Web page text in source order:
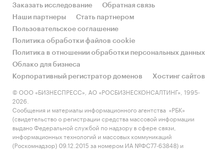
Заказать исследование
Обратная связь
Наши партнеры
Стать партнером
Пользовательское соглашение
Политика обработки файлов cookie
Политика в отношении обработки персональных данных
Облако для бизнеса
Корпоративный регистратор доменов
Хостинг сайтов
© ООО «БИЗНЕСПРЕСС», АО «РОСБИЗНЕСКОНСАЛТИНГ», 1995-
2026.
Сообщения и материалы информационного агентства «РБК»
(свидетельство о регистрации средства массовой информации
выдано Федеральной службой по надзору в сфере связи,
информационных технологий и массовых коммуникаций
(Роскомнадзор) 09.12.2015 за номером ИА №ФС77-63848) и